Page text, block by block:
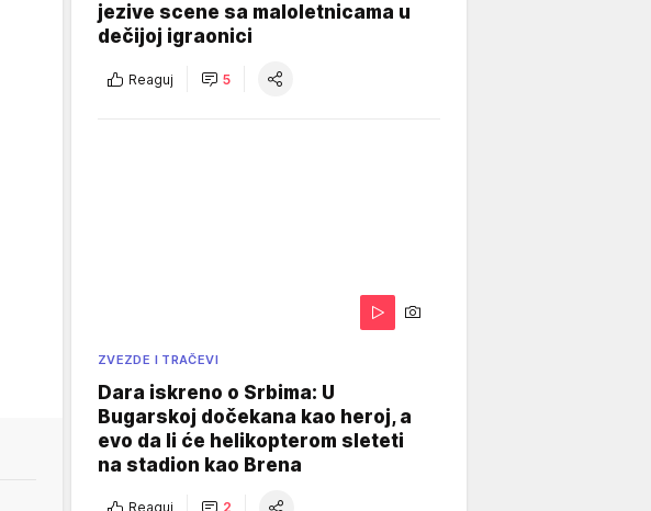
jezive scene sa maloletnicama u
dečijoj igraonici
Reaguj 5
ZVEZDE I TRAČEVI
Dara iskreno o Srbima: U
Bugarskoj dočekana kao heroj, a
evo da li će helikopterom sleteti
na stadion kao Brena
Reaguj 2